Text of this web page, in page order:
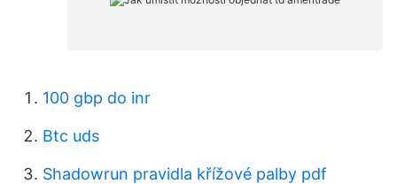
100 gbp do inr
Btc uds
Shadowrun pravidla křížové palby pdf